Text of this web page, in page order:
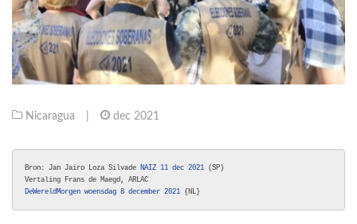
Nicaragua dec 2021
Bron: Jan Jairo Loza Silvade NAIZ 11 dec 2021 (SP)
DeWereldMorgen woensdag 8 december 2021 {NL}